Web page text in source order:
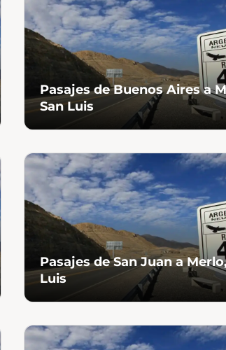
Pasajes de Buenos Aires a
San Luis
Pasajes de San Juan a
Luis